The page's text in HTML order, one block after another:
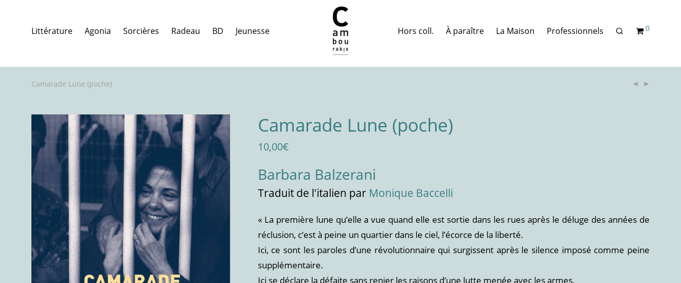
Littérature Agonia Sorcières Radeau BD Jeunesse Hors coll. À paraître La Maison Professionnels 0
Camarade Lune (poche)
Camarade Lune (poche)
10,00€
Barbara Balzerani
Traduit de l'italien par Monique Baccelli
« La première lune qu’elle a vue quand elle est sortie dans les rues après le déluge des années de
réclusion, c’est à peine un quartier dans le ciel, l’écorce de la liberté.
Ici, ce sont les paroles d’une révolutionnaire qui surgissent après le silence imposé comme peine
supplémentaire.
Ici se déclare la défaite sans renier les raisons d’une lutte menée avec les armes.